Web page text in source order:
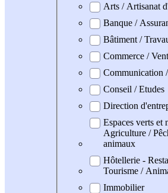
Arts / Artisanat
Banque /
Bâtiment /
Commerce /
Communication
Conseil / Etudes
Direction
Espaces verts et
Agriculture /
animaux
Hôtellerie -
Tourisme /
Immobilier